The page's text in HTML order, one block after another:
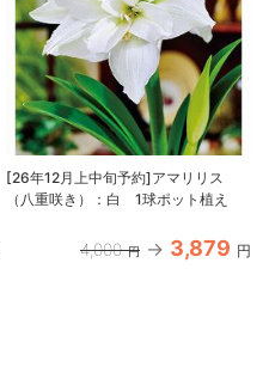
[26年12月上中旬予約]アマリリス
（八重咲き）：白 1球ポット植え
4,000 円 3,879 円